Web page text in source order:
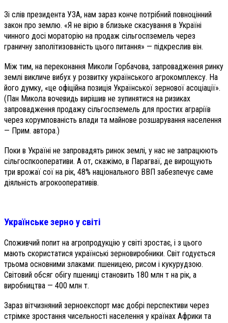
Зі слів президента УЗА, нам зараз конче потрібний повноцінний
закон про землю. «Я не вірю в близьке скасування в Україні
чинного досі мораторію на продаж сільгоспземель через
граничну заполітизованість цього питання» — підкреслив він.
Між тим, на переконання Миколи Горбачова, запровадження ринку
землі викличе вибух у розвитку українського агрокомплексу. На
його думку, «це офіційна позиція Української зернової асоціації».
(Пан Микола вочевидь вирішив не зупинятися на ризиках
запровадження продажу сільгоспземель для простих аграріїв
через корумпованість влади та майнове розшарування населення
— Прим. автора.)
Поки в Україні не запровадять ринок землі, у нас не запрацюють
сільгоспкооперативи. А от, скажімо, в Парагваї, де вирощують
три врожаї сої на рік, 48% національного ВВП забезпечує саме
діяльність агрокооперативів.
Українське зерно у світі
Споживчий попит на агропродукцію у світі зростає, і з цього
мають скористатися українські зерновиробники. Світ годується
трьома основними злаками: пшеницею, рисом і кукурудзою.
Світовий обсяг обігу пшениці становить 180 млн т на рік, а
виробництва — 400 млн т.
Зараз вітчизняний зерноекспорт має добрі перспективи через
стрімке зростання чисельності населення у країнах Африки та